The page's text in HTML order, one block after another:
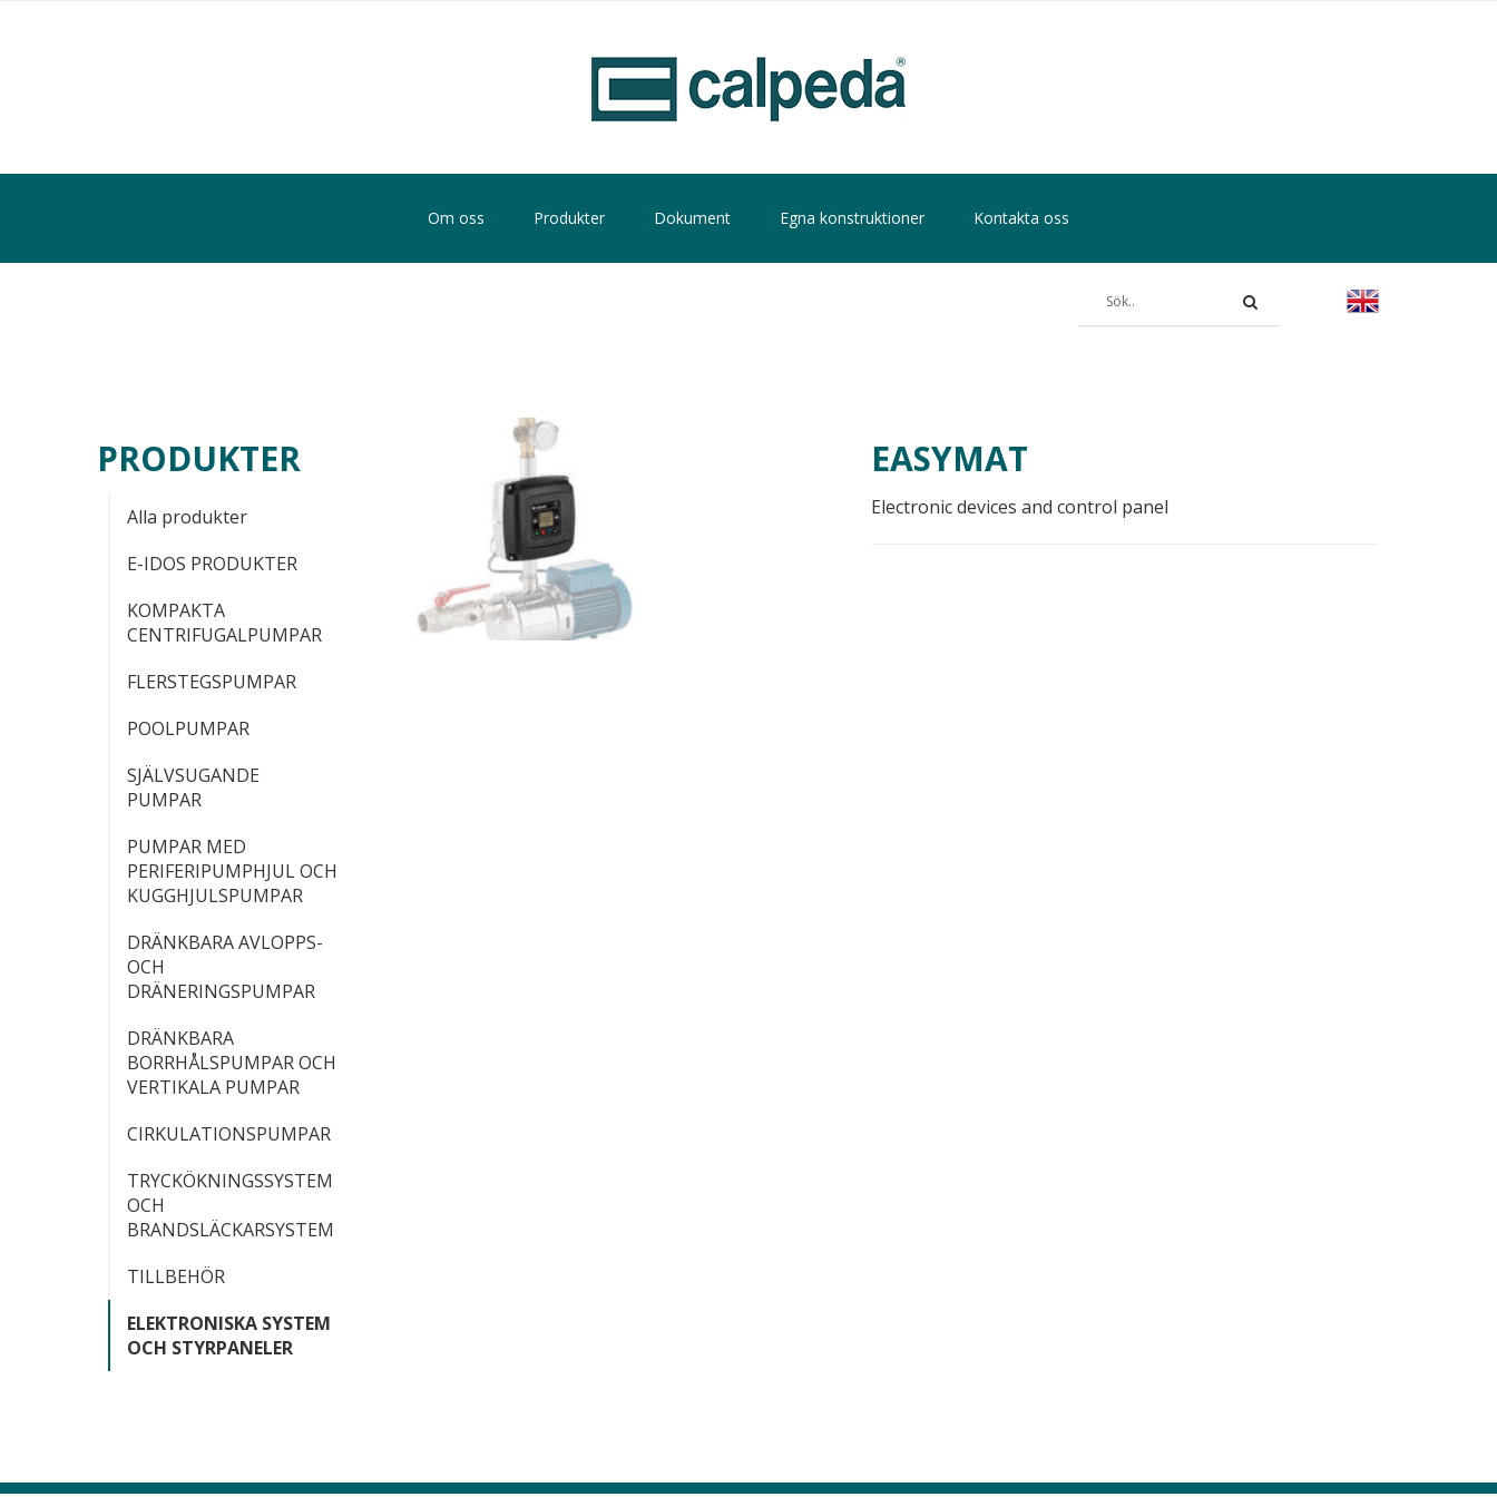
Om oss Produkter Dokument Egna konstruktioner Kontakta oss
PRODUKTER
Alla produkter
E-IDOS PRODUKTER
KOMPAKTA
CENTRIFUGALPUMPAR
FLERSTEGSPUMPAR
POOLPUMPAR
SJÄLVSUGANDE
PUMPAR
PUMPAR MED
PERIFERIPUMPHJUL OCH
KUGGHJULSPUMPAR
DRÄNKBARA AVLOPPS-
OCH
DRÄNERINGSPUMPAR
DRÄNKBARA
BORRHÅLSPUMPAR OCH
VERTIKALA PUMPAR
CIRKULATIONSPUMPAR
TRYCKÖKNINGSSYSTEM
OCH
BRANDSLÄCKARSYSTEM
TILLBEHÖR
ELEKTRONISKA SYSTEM
OCH STYRPANELER
EASYMAT
Electronic devices and control panel